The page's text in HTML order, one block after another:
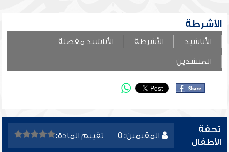
الأشرطة
الأناشيد الأشرطة الأناشيد مفصلة
المنشدين
المقيمين: 0 تقييم المادة:
تحفة
الأطفال